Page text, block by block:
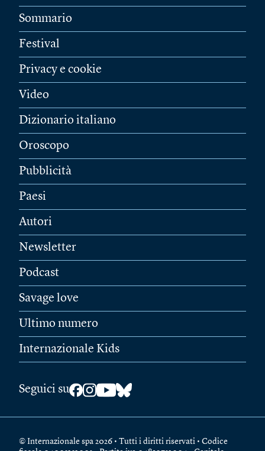
Sommario
Festival
Privacy e cookie
Video
Dizionario italiano
Oroscopo
Pubblicità
Paesi
Autori
Newsletter
Podcast
Savage love
Ultimo numero
Internazionale Kids
Seguici su
© Internazionale spa 2026 • Tutti i diritti riservati • Codice